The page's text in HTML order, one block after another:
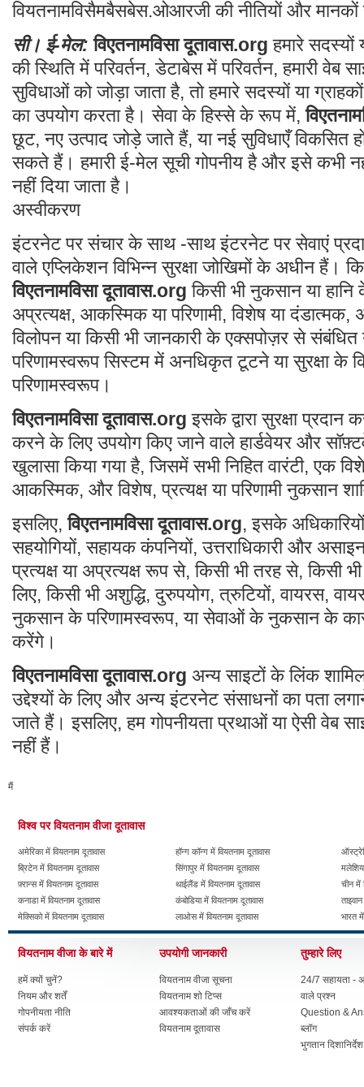
वियतनामविसैमबैसबेस.ओआरजी की नीतियों और
सी। ई-मेल: विएतनामविसा दूतावास.org हमारे सदस्यों
की स्थिति में परिवर्तन, डेटाबेस में परिवर्तन, हमारी वेब
सुविधाओं को जोड़ा जाता है, तो हमारे सदस्यों या
का उपयोग करता है। सेवा के हिस्से के रूप में,
छूट, नए उत्पाद जोड़े जाते हैं, या नई सुविधाएँ विकसित
सकते हैं। हमारी ई-मेल सूची गोपनीय है और इसे कभी
नहीं दिया जाता है।
अस्वीकरण
इंटरनेट पर संचार के साथ -साथ इंटरनेट पर सेवाएं
वाले एप्लिकेशन विभिन्न सुरक्षा जोखिमों के अधीन हैं।
विएतनामविसा दूतावास.org किसी भी नुकसान या हानि
अप्रत्यक्ष, आकस्मिक या परिणामी, विशेष या दंडात्मक,
विलोपन या किसी भी जानकारी के एक्सपोज़र से संबंधित
परिणामस्वरूप सिस्टम में अनधिकृत टूटने या सुरक्षा के
परिणामस्वरूप।
विएतनामविसा दूतावास.org इसके द्वारा सुरक्षा
करने के लिए उपयोग किए जाने वाले हार्डवेयर और
खुलासा किया गया है, जिसमें सभी निहित वारंटी, एक
आकस्मिक, और विशेष, प्रत्यक्ष या परिणामी नुकसान
इसलिए,विएतनामविसा दूतावास.org, इसके अधिकारियों
सहयोगियों, सहायक कंपनियों, उत्तराधिकारी और
प्रत्यक्ष या अप्रत्यक्ष रूप से, किसी भी तरह से, किसी
लिए, किसी भी अशुद्धि, दुरुपयोग, त्रुटियों, वायरस,
नुकसान के परिणामस्वरूप, या सेवाओं के नुकसान के
करेंगे।
विएतनामविसा दूतावास.org अन्य साइटों के लिंक
उद्देश्यों के लिए और अन्य इंटरनेट संसाधनों का पता
जाते हैं। इसलिए, हम गोपनीयता प्रथाओं या ऐसी वेब
नहीं हैं।
मैं
विश्व पर वियतनाम वीजा दूतावास
अमेरिका में वियतनाम दूतावास
ब्रिटेन में वियतनाम दूतावास
फ़्रान्स में वियतनाम दूतावास
कनाडा में वियतनाम दूतावास
मेक्सिको में वियतनाम दूतावास
हॉन्ग कॉन्ग में वियतनाम दूतावास
सिंगापुर में वियतनाम दूतावास
थाईलैंड में वियतनाम दूतावास
कंबोडिया में वियतनाम दूतावास
लाओस में वियतनाम दूतावास
चीन में
भारत
वियतनाम वीजा के बारे में
हमें क्यों चुनें?
नियम और शर्तें
गोपनीयता नीति
संपर्क करें
उपयोगी जानकारी
वियतनाम वीजा सूचना
वियतनाम शो टिप्स
आवश्यकताओं की जाँच करें
वियतनाम दूतावास
तुम्हारे लिए
24/7 सहायता -
वाले प्रश्न
Question &
ब्लॉग
भुगतान दिशानिर्देश